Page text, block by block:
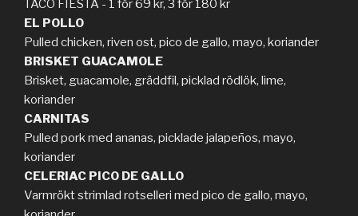
TACO FIESTA - 1 för 69 kr, 3 för 180 kr
EL POLLO
Pulled chicken, riven ost, pico de gallo, mayo, koriander
BRISKET GUACAMOLE
Brisket, guacamole, gräddfil, picklad rödlök, lime,
koriander
CARNITAS
Pulled pork med ananas, picklade jalapeños, mayo,
koriander
CELERIAC PICO DE GALLO
Varmrökt strimlad rotselleri med pico de gallo, mayo,